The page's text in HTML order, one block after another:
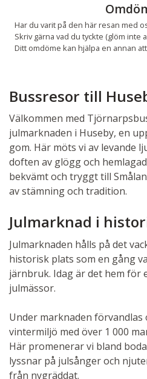
Har du varit på den här resan med
Skriv gärna vad du tyckte (glöm inte
Ditt omdöme kan hjälpa en annan att
Bussresor till
Välkommen med
julmarknaden i Huseby, en
gom. Här möts vi av levande
doften av glögg och
bekvämt och tryggt till
av stämning och tradition.
Julmarknad i
Julmarknaden hålls på det
historisk plats som en gång
järnbruk. Idag är det hem för
julmässor.
Under marknaden
vintermiljö med över 1 000
Här promenerar vi bland
lyssnar på julsånger och
från nygräddat.